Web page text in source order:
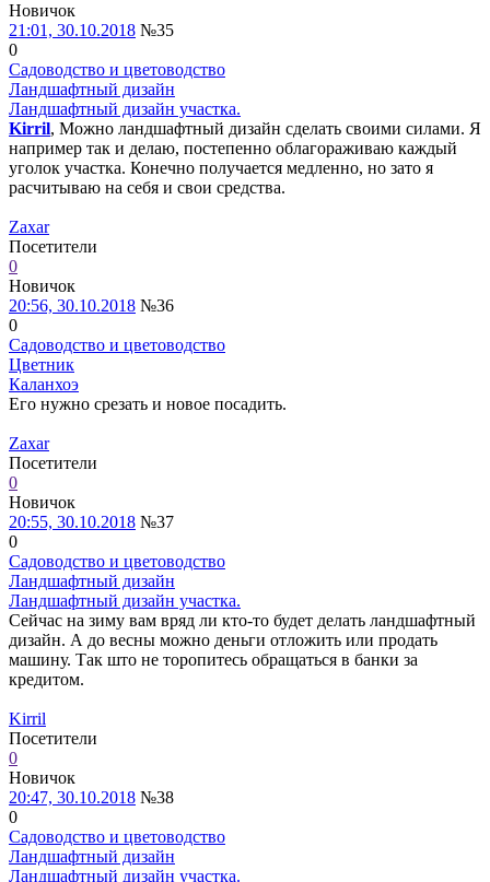
Новичок
21:01, 30.10.2018 №35
0
Садоводство и цветоводство
Ландшафтный дизайн
Ландшафтный дизайн участка.
Kirril, Можно ландшафтный дизайн сделать своими силами. Я
например так и делаю, постепенно облагораживаю каждый
уголок участка. Конечно получается медленно, но зато я
расчитываю на себя и свои средства.
Zaxar
Посетители
0
Новичок
20:56, 30.10.2018 №36
0
Садоводство и цветоводство
Цветник
Каланхоэ
Его нужно срезать и новое посадить.
Zaxar
Посетители
0
Новичок
20:55, 30.10.2018 №37
0
Садоводство и цветоводство
Ландшафтный дизайн
Ландшафтный дизайн участка.
Сейчас на зиму вам вряд ли кто-то будет делать ландшафтный
дизайн. А до весны можно деньги отложить или продать
машину. Так што не торопитесь обращаться в банки за
кредитом.
Kirril
Посетители
0
Новичок
20:47, 30.10.2018 №38
0
Садоводство и цветоводство
Ландшафтный дизайн
Ландшафтный дизайн участка.